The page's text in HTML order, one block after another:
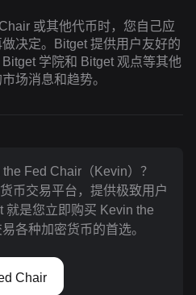
或其他代币时，您自己应
决定。Bitget 提供用户友好的
学院和 Bitget 观点等其他
场消息和趋势。
Fed Chair（Kevin）？
币交易平台，提供极致用户
是您立即购买 Kevin the
各种加密货币的首选。
Chair